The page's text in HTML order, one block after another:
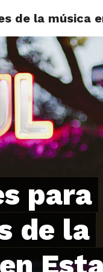
de la música
para
de la